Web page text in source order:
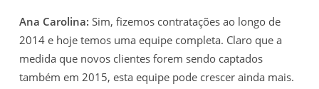
Ana Carolina: Sim, fizemos contratações ao longo de
2014 e hoje temos uma equipe completa. Claro que a
medida que novos clientes forem sendo captados
também em 2015, esta equipe pode crescer ainda mais.